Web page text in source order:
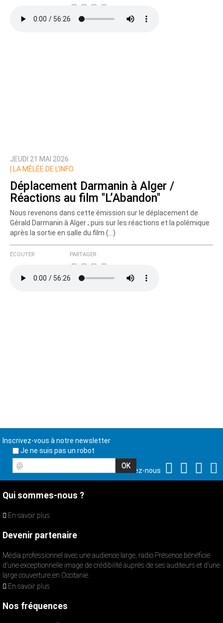
JEUDI 21 MAI 2026
LA MÊLÉE DE L’INFO
Déplacement Darmanin à Alger /
Réactions au film "L’Abandon"
Nous revenons dans cette émission sur le déplacement de
Gérald Darmanin à Alger ; puis sur les réactions et la polémique
après la sortie en salle du film (…)
ÉCOUTER PARTAGER
Inscrivez-vous à notre newsletter
Je ne suis pas un robot
@
Suivez-nous
Qui sommes-nous ?
En savoir plus
Devenir partenaire
Média professionnel avec une audience large, radio Présence bénéficie
d’une exceptionnelle image de crédibilité auprès de ses auditeurs et d’une
large couverture en Occitanie.
En savoir plus
Nos fréquences